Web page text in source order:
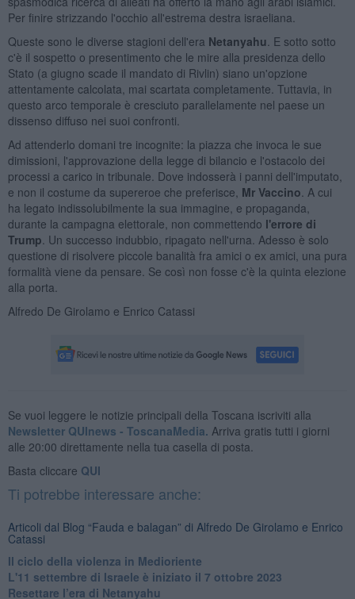
Per finire strizzando l'occhio all'estrema destra israeliana.
Queste sono le diverse stagioni dell'era Netanyahu . E sotto sotto
c'è il sospetto o presentimento che le mire alla presidenza dello
Stato (a giugno scade il mandato di Rivlin) siano un'opzione
attentamente calcolata, mai scartata completamente. Tuttavia, in
questo arco temporale è cresciuto parallelamente nel paese un
dissenso diffuso nei suoi confronti.
Ad attenderlo domani tre incognite: la piazza che invoca le sue
dimissioni, l'approvazione della legge di bilancio e l'ostacolo dei
processi a carico in tribunale. Dove indosserà i panni dell'imputato,
e non il costume da supereroe che preferisce, Mr Vaccino . A cui
ha legato indissolubilmente la sua immagine, e propaganda,
durante la campagna elettorale, non commettendo l'errore di
Trump . Un successo indubbio, ripagato nell'urna. Adesso è solo
questione di risolvere piccole banalità fra amici o ex amici, una pura
formalità viene da pensare. Se così non fosse c'è la quinta elezione
alla porta.
Alfredo De Girolamo e Enrico Catassi
Se vuoi leggere le notizie principali della Toscana iscriviti alla
Newsletter QUInews - ToscanaMedia. Arriva gratis tutti i giorni
alle 20:00 direttamente nella tua casella di posta.
Basta cliccare QUI
Ti potrebbe interessare anche:
Articoli dal Blog “Fauda e balagan” di Alfredo De Girolamo e Enrico
Catassi
Il ciclo della violenza in Medioriente
L'11 settembre di Israele è iniziato il 7 ottobre 2023
Resettare l’era di Netanyahu